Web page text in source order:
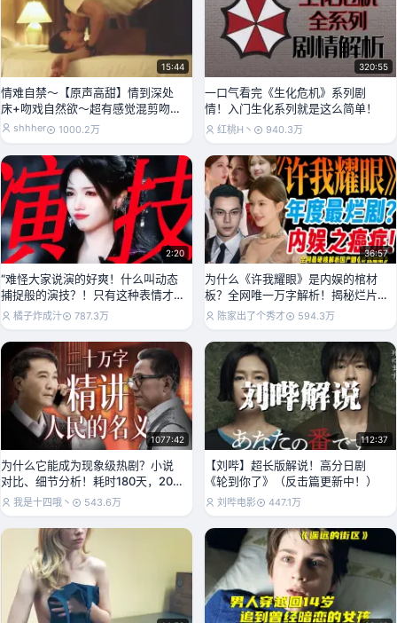
15:44
情难自禁～【原声高甜】情到深处
床+吻戏自然欲～超有感觉混剪吻戏
合集～少女心爆棚！
shhher 1000.2万
320:55
一口气看完《生化危机》系列剧
情！入门生化系列就是这么简单！
红桃H丶 940.3万
2:20
“难怪大家说演的好爽！什么叫动态
捕捉般的演技？！只有这种表情才
能配的上这个配音！
橘子炸成汁 787.3万
36:57
为什么《许我耀眼》是内娱的棺材
板？全网唯一万字解析！揭秘烂片
背后的底层逻辑！
陈家出了个秀才 594.3万
1077:42
为什么它能成为现象级热剧？小说
对比、细节分析！耗时180天，20
万字精讲《人民的
我是十四哦丶 543.6万
112:37
【刘哔】超长版解说！高分日剧
《轮到你了》（反击篇更新中！）
刘哔电影 447.1万